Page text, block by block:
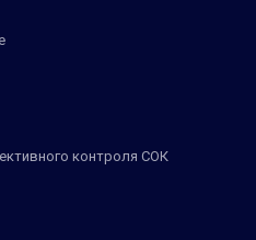
контроля СОК